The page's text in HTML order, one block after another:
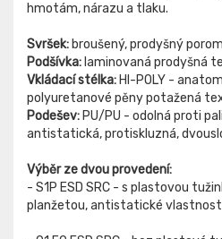
hmotám, nárazu a tlaku.
Svršek: broušený, prodyšný
Podšívka: laminovaná prodyšná
Vkládací stélka: HI-POLY -
polyuretanové pěny potažená
Podešev: PU/PU - odolná proti
antistatická, protiskluzná,
Výběr ze dvou provedení:
- S1P ESD SRC - s plastovou
planžetou, antistatické vlastnosti